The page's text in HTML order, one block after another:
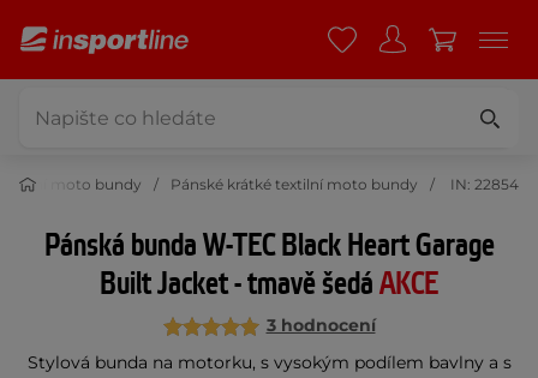
moto bundy Pánské krátké textilní moto bundy IN: 22854
Pánská bunda W-TEC Black Heart Garage
Built Jacket - tmavě šedáAKCE
3 hodnocení
Stylová bunda na motorku, s vysokým podílem bavlny a s